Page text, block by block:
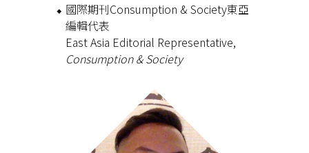
國際期刊Consumption & Society東亞
編輯代表
East Asia Editorial Representative,
Consumption & Society